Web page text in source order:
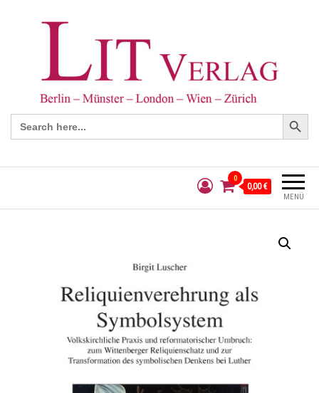
Search
for:
Search Button
MENÜ
0
0,00 €